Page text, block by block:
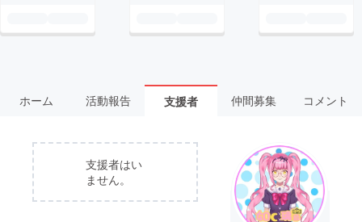
ホーム 活動報告 支援者 仲間募集 コメント
支援者はい
ません。